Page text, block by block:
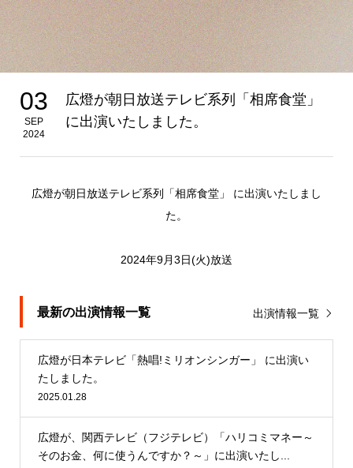
03
SEP
2024
広燈が朝日放送テレビ系列「相席食堂」
に出演いたしました。
広燈が朝日放送テレビ系列「相席食堂」 に出演いたしまし
た。
2024年9月3日(火)放送
最新の出演情報一覧 出演情報一覧
広燈が日本テレビ「熱唱!ミリオンシンガー」 に出演い
たしました。
2025.01.28
広燈が、関西テレビ（フジテレビ）「ハリコミマネー～
そのお金、何に使うんですか？～」に出演いたし...